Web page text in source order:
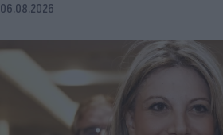
06.08.2026